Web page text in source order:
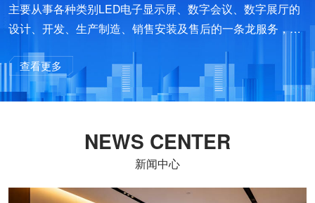
主要从事各种类别LED电子显示屏、数字会议、数字展厅的
设计、开发、生产制造、销售安装及售后的一条龙服务，是
集科研、生产、销售为一体的高科技企业。公司凭借雄厚技
术和人才的优势，其产品先后涉足光电工程技术、自动识别
技术、智能化控制技术及其计算机网络及管理、系统集成等
数字高科技领域。
查看更多
NEWS CENTER
新闻中心